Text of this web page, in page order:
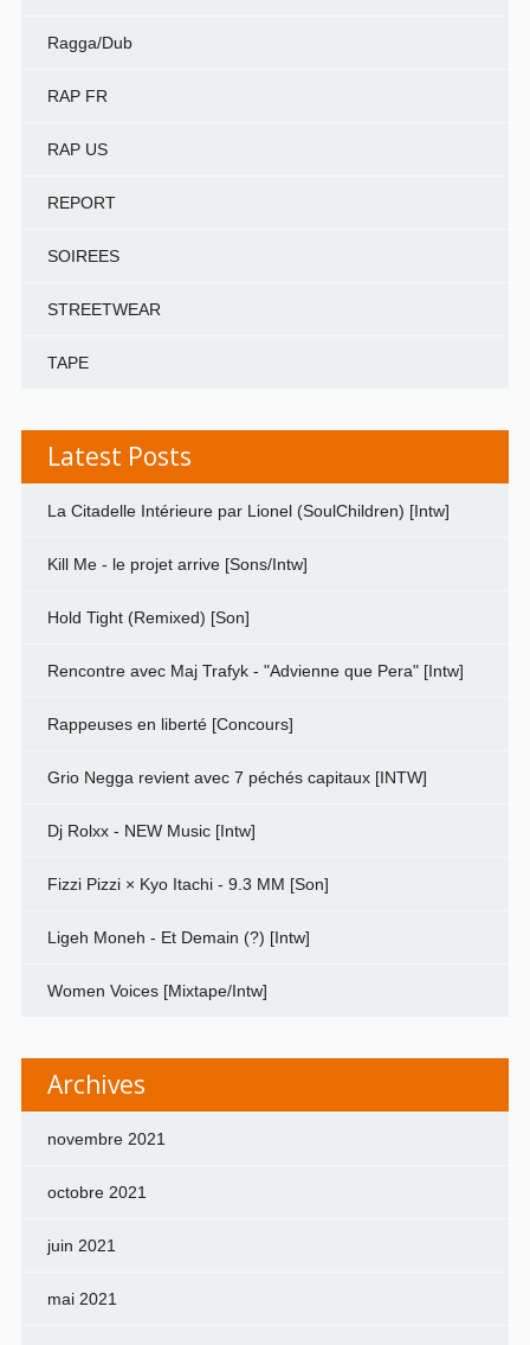
Ragga/Dub
RAP FR
RAP US
REPORT
SOIREES
STREETWEAR
TAPE
Latest Posts
La Citadelle Intérieure par Lionel (SoulChildren) [Intw]
Kill Me - le projet arrive [Sons/Intw]
Hold Tight (Remixed) [Son]
Rencontre avec Maj Trafyk - "Advienne que Pera" [Intw]
Rappeuses en liberté [Concours]
Grio Negga revient avec 7 péchés capitaux [INTW]
Dj Rolxx - NEW Music [Intw]
Fizzi Pizzi × Kyo Itachi - 9.3 MM [Son]
Ligeh Moneh - Et Demain (?) [Intw]
Women Voices [Mixtape/Intw]
Archives
novembre 2021
octobre 2021
juin 2021
mai 2021